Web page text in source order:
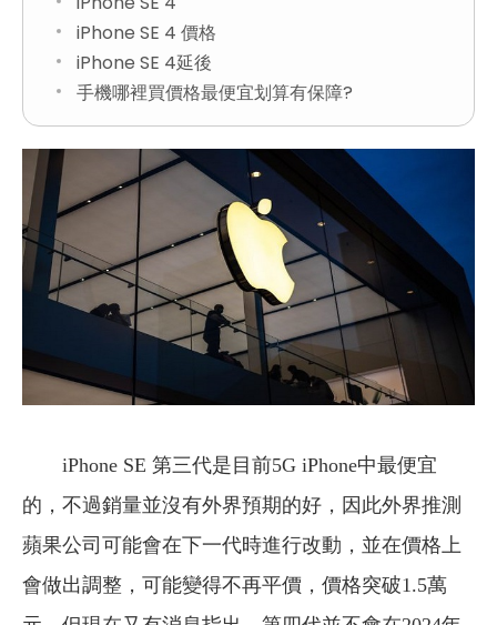
iPhone SE 4 價格
iPhone SE 4延後
手機哪裡買價格最便宜划算有保障?
iPhone SE 第三代是目前5G iPhone中最便宜
的，不過銷量並沒有外界預期的好，因此外界推測
蘋果公司可能會在下一代時進行改動，並在價格上
會做出調整，可能變得不再平價，價格突破1.5萬